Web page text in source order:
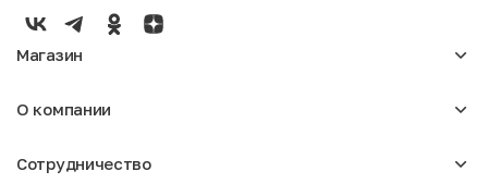
Мужской
Женский
Магазин
Мужское
О компании
Отзывы
Сотрудничество